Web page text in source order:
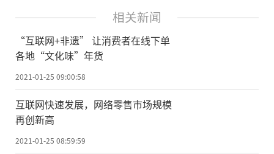
下快速融合，互联网以不可阻挡之势，与各
行各业全面融合。
今年是全面建成小康社会和“十三
五”规划的收官之年，是网信事业全面提升
的新起点。这5年，我国网信事业取得历史性
成就，网络强国建设迈上新台阶，信息领域
核心技术不断突破，网络惠民利民便民红利
相关新闻
“互联网+非遗” 让消费者在线下单
各地“文化味”年货
2021-01-25 09:00:58
互联网快速发展，网络零售市场规模
再创新高
2021-01-25 08:59:59